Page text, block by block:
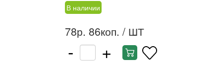
В наличии
78р. 86коп. / ШТ
- +